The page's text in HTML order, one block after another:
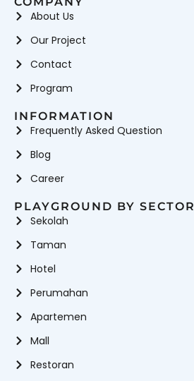
About Us
Our Project
Contact
Program
INFORMATION
Frequently Asked Question
Blog
Career
PLAYGROUND BY SECTOR
Sekolah
Taman
Hotel
Perumahan
Apartemen
Mall
Restoran